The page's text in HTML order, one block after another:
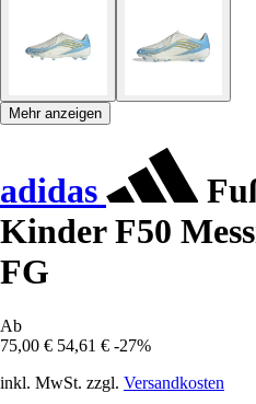
Mehr anzeigen
adidas
Kinder F50
FG
Ab
75,00 € 54,61 € -27%
inkl. MwSt. zzgl. Versandkosten